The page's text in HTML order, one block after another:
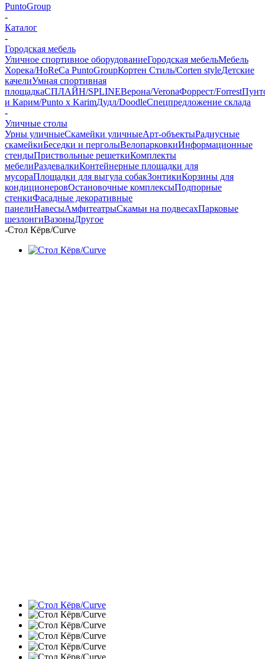
PuntoGroup
-
Каталог
-
Городская мебель
Уличное спортивное оборудованиеГородская мебельМебель
Хорека/HoReCa PuntoGroupКортен Стиль/Corten styleДетские
качелиУмная спортивная
площадкаСПЛАЙН/SPLINEВерона/VeronaФоррест/Forrest
и Карим/Punto x KarimДудл/DoodleСпецпредложение склада
-
Уличные столы
Урны уличныеСкамейки уличныеАрт-объектыРадиусные
скамейкиБеседки и перголыВелопарковкиИнформационные
стендыПриствольные решеткиКомплекты
мебелиРаздевалкиКонтейнерные площадки для
мусораПлощадки для выгула собакЗонтикиКорзины для
кондиционеровОстановочные комплексыПодпорные
стенкиФасадные декоративные
панелиНавесыАмфитеатрыСкамьи на подвесахПарковые
шезлонгиВазоныДругое
-Стол Кёрв/Curve